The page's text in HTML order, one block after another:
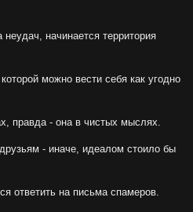
начинается территория
можно вести себя как угодно
правда - она в чистых мыслях.
- иначе, идеалом стоило бы
ответить на письма спамеров.